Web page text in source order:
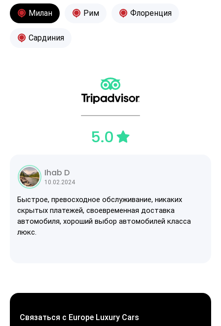
Милан Рим Флоренция
Сардиния
5.0
Ihab D
10.02.2024
Быстрое, превосходное обслуживание, никаких
скрытых платежей, своевременная доставка
автомобиля, хороший выбор автомобилей класса
люкс.
Связаться с Europe Luxury Cars